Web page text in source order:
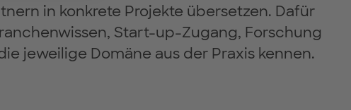
in konkrete Projekte übersetzen. Dafür
Start-up-Zugang, Forschung
jeweilige Domäne aus der Praxis kennen.